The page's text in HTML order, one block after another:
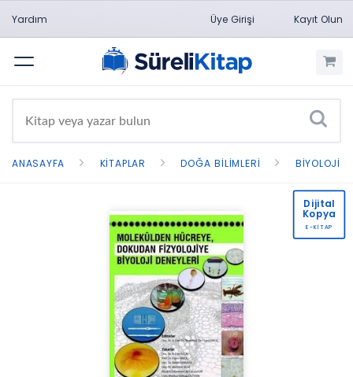
Yardım Üye Girişi Kayıt Olun
Menü
ANASAYFA KITAPLAR DOĞA BILIMLERI BIYOLOJI
Dijital
Kopya
E-KİTAP